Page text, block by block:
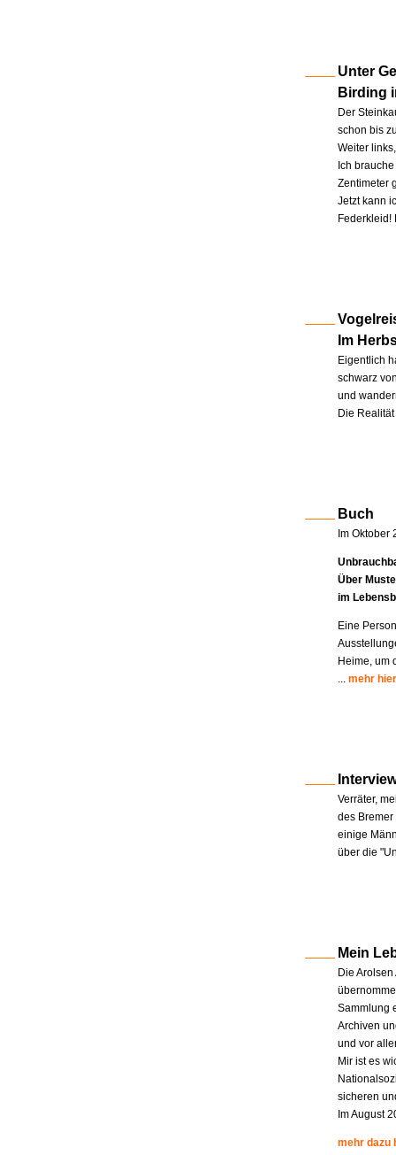
Unter
Birding
Der
schon bis
Weiter
Ich
Zentimeter
Jetzt kann
Im
Eigentlich
schwarz
und
Die
Buch
Im Oktober
Über
im
Eine
Heime, um
... mehr hier
Verräter,
des
einige
über die
Mein
Die
Sammlung
Archiven
und vor
Mir ist es
sicheren
Im August
mehr dazu